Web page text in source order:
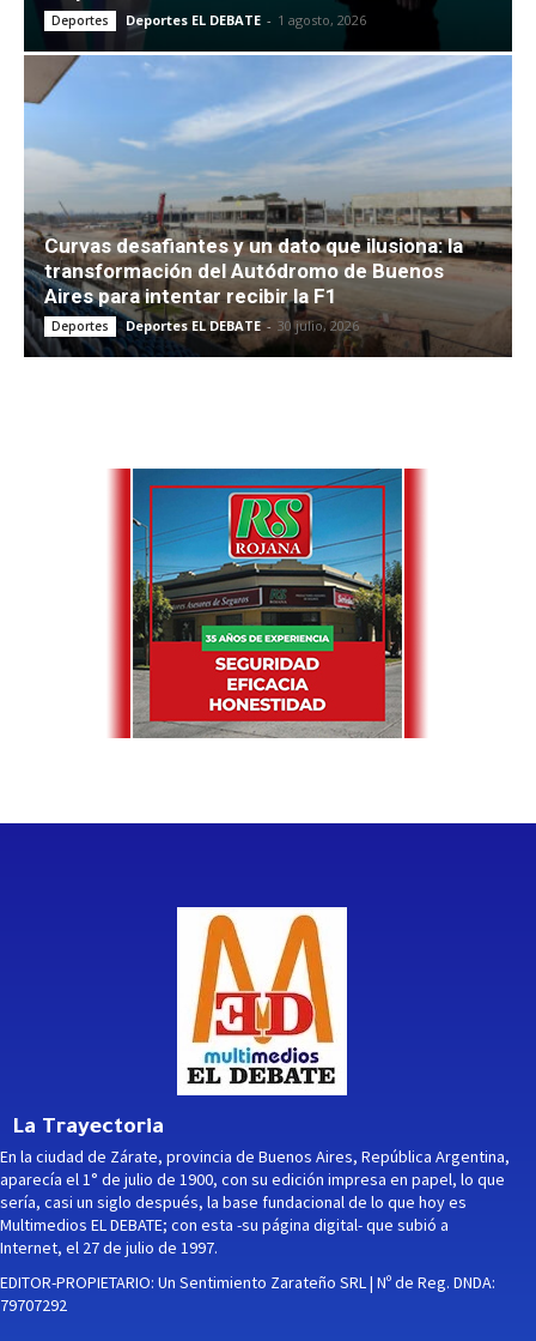
Deportes Deportes EL DEBATE - 1 agosto, 2026
Curvas desafiantes y un dato que ilusiona: la
transformación del Autódromo de Buenos
Aires para intentar recibir la F1
Deportes Deportes EL DEBATE - 30 julio, 2026
La Trayectoria
En la ciudad de Zárate, provincia de Buenos Aires, República Argentina,
aparecía el 1° de julio de 1900, con su edición impresa en papel, lo que
sería, casi un siglo después, la base fundacional de lo que hoy es
Multimedios EL DEBATE; con esta -su página digital- que subió a
Internet, el 27 de julio de 1997.
EDITOR-PROPIETARIO: Un Sentimiento Zarateño SRL | Nº de Reg. DNDA:
79707292